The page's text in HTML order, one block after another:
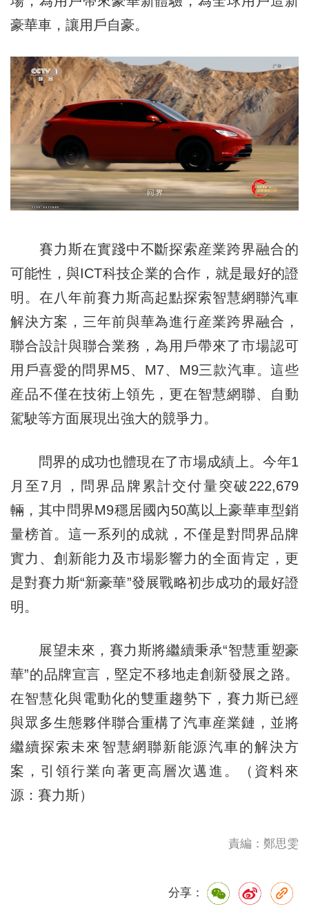
豪華車，讓用戶自豪。
賽力斯在實踐中不斷探索産業跨界融合的
可能性，與ICT科技企業的合作，就是最好的證
明。在八年前賽力斯高起點探索智慧網聯汽車
解決方案，三年前與華為進行産業跨界融合，
聯合設計與聯合業務，為用戶帶來了市場認可
用戶喜愛的問界M5、M7、M9三款汽車。這些
産品不僅在技術上領先，更在智慧網聯、自動
駕駛等方面展現出強大的競爭力。
問界的成功也體現在了市場成績上。今年1
月至7月，問界品牌累計交付量突破222,679
輛，其中問界M9穩居國內50萬以上豪華車型銷
量榜首。這一系列的成就，不僅是對問界品牌
實力、創新能力及市場影響力的全面肯定，更
是對賽力斯“新豪華”發展戰略初步成功的最好證
明。
展望未來，賽力斯將繼續秉承“智慧重塑豪
華”的品牌宣言，堅定不移地走創新發展之路。
在智慧化與電動化的雙重趨勢下，賽力斯已經
與眾多生態夥伴聯合重構了汽車産業鏈，並將
繼續探索未來智慧網聯新能源汽車的解決方
案，引領行業向著更高層次邁進。（資料來
源：賽力斯）
責編：鄭思雯
分享：